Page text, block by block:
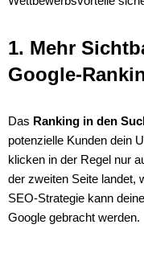
1. Mehr
Google-
Das Ranking in den
potenzielle Kunden dein
klicken in der Regel nur
der zweiten Seite landet,
SEO-Strategie kann
Google gebracht werden.